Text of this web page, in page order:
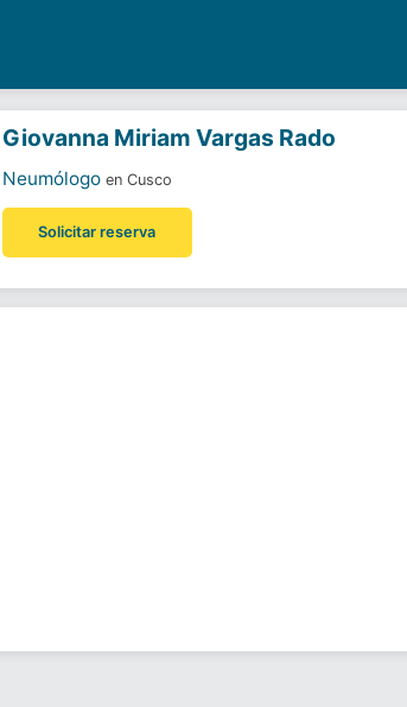
Vargas Rado
Giovanna Miriam Vargas Rado
Neumólogo en Cusco
Solicitar reserva